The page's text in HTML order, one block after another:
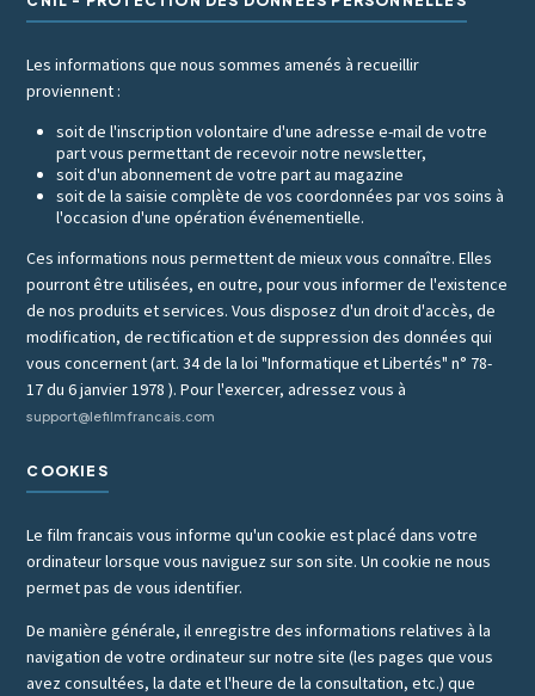
Les informations que nous sommes amenés à recueillir
proviennent :
soit de l'inscription volontaire d'une adresse e-mail de votre
part vous permettant de recevoir notre newsletter,
soit d'un abonnement de votre part au magazine
soit de la saisie complète de vos coordonnées par vos soins à
l'occasion d'une opération événementielle.
Ces informations nous permettent de mieux vous connaître. Elles
pourront être utilisées, en outre, pour vous informer de l'existence
de nos produits et services. Vous disposez d'un droit d'accès, de
modification, de rectification et de suppression des données qui
vous concernent (art. 34 de la loi "Informatique et Libertés" n° 78-
17 du 6 janvier 1978 ). Pour l'exercer, adressez vous à
support@lefilmfrancais.com
COOKIES
Le film francais vous informe qu'un cookie est placé dans votre
ordinateur lorsque vous naviguez sur son site. Un cookie ne nous
permet pas de vous identifier.
De manière générale, il enregistre des informations relatives à la
navigation de votre ordinateur sur notre site (les pages que vous
avez consultées, la date et l'heure de la consultation, etc.) que